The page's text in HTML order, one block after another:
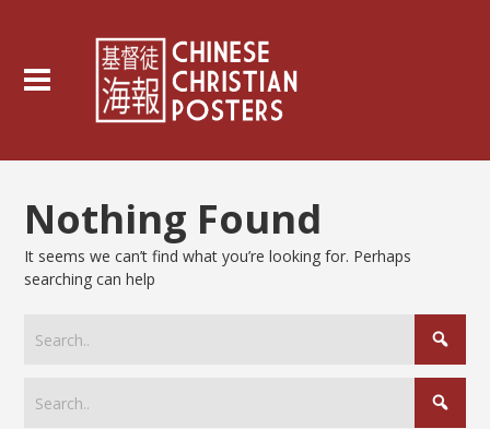
Nothing Found
It seems we can’t find what you’re looking for. Perhaps
searching can help